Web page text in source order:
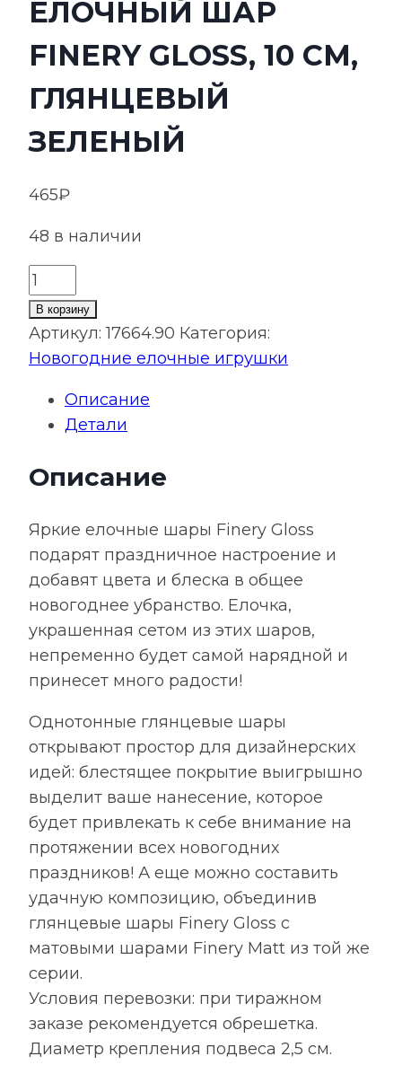
ЕЛОЧНЫЙ ШАР
FINERY GLOSS, 10 СМ,
ГЛЯНЦЕВЫЙ
ЗЕЛЕНЫЙ
465₽
48 в наличии
Количество
товара
Елочный
шар
Gloss,
глянцевый
В корзину
Артикул:17664.90 Категория:
Новогодние елочные игрушки
Описание
Детали
Описание
Яркие елочные шары Finery Gloss
подарят праздничное настроение и
добавят цвета и блеска в общее
новогоднее убранство. Елочка,
украшенная сетом из этих шаров,
непременно будет самой нарядной и
принесет много радости!
Однотонные глянцевые шары
открывают простор для дизайнерских
идей: блестящее покрытие выигрышно
выделит ваше нанесение, которое
будет привлекать к себе внимание на
протяжении всех новогодних
праздников! А еще можно составить
удачную композицию, объединив
глянцевые шары Finery Gloss с
матовыми шарами Finery Matt из той же
серии.
Условия перевозки: при тиражном
заказе рекомендуется обрешетка.
Диаметр крепления подвеса 2,5 см.